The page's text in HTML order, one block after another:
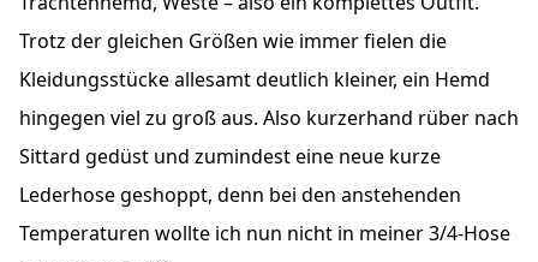
Trotz der gleichen Größen wie immer fielen die
Kleidungsstücke allesamt deutlich kleiner, ein Hemd
hingegen viel zu groß aus. Also kurzerhand rüber nach
Sittard gedüst und zumindest eine neue kurze
Lederhose geshoppt, denn bei den anstehenden
Temperaturen wollte ich nun nicht in meiner 3/4-Hose